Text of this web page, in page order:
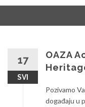
17
SVI
OAZA
Pozivamo
događaju u